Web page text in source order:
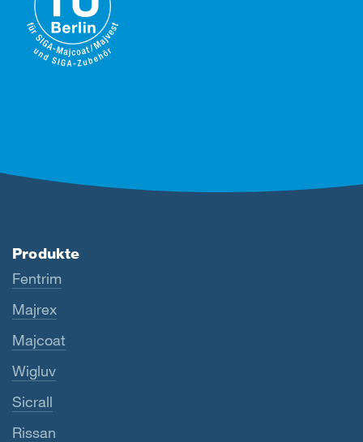
Produkte
Fentrim
Majrex
Majcoat
Wigluv
Sicrall
Rissan